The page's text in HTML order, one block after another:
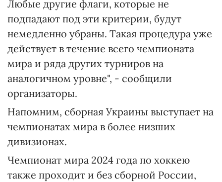
Любые другие флаги, которые не
подпадают под эти критерии, будут
немедленно убраны. Такая процедура уже
действует в течение всего чемпионата
мира и ряда других турниров на
аналогичном уровне", - сообщили
организаторы.
Напомним, сборная Украины выступает на
чемпионатах мира в более низших
дивизионах.
Чемпионат мира 2024 года по хоккею
также проходит и без сборной России,